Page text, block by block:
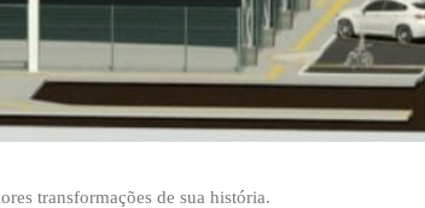
transformações de sua história.